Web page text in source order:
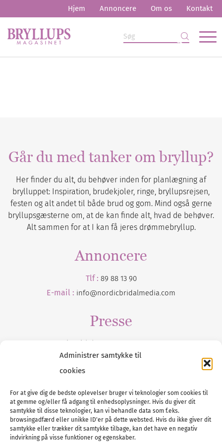
Administrer samtykke til
cookies
For at give dig de bedste oplevelser bruger vi teknologier som cookies til
at gemme og/eller få adgang til enhedsoplysninger. Hvis du giver dit
samtykke til disse teknologier, kan vi behandle data som f.eks.
browsingadfærd eller unikke ID'er på dette websted. Hvis du ikke giver dit
samtykke eller trækker dit samtykke tilbage, kan det have en negativ
indvirkning på visse funktioner og egenskaber.
Hjem Annoncere Om os Kontakt
Går du med tanker om bryllup?
Her finder du alt, du behøver inden for planlægning af
brylluppet: Inspiration, brudekjoler, ringe, bryllupsrejsen,
festen og alt andet til både brud og gom. Mind også gerne
bryllupsgæsterne om, at de kan finde alt, hvad de behøver.
Alt sammen for at I kan få jeres drømmebryllup.
Annoncere
Tlf : 89 88 13 90
E-mail : info@nordicbridalmedia.com
Presse
Tilmeld dig vores
Tel :89 88 13 90
E-post:info@nordicbridalmedia.com
Nordic Bridal Media